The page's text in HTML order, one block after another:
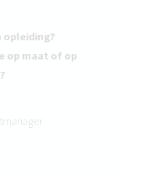
opleiding?
op maat of op